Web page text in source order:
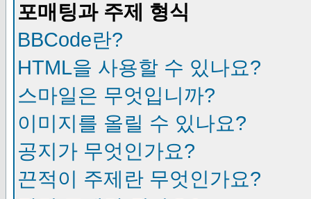
포매팅과 주제 형식
BBCode란?
HTML을 사용할 수 있나요?
스마일은 무엇입니까?
이미지를 올릴 수 있나요?
공지가 무엇인가요?
끈적이 주제란 무엇인가요?